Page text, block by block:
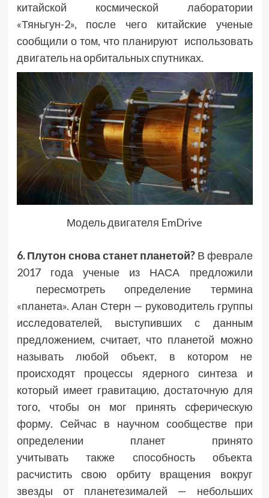
китайской космической лаборатории
«Тяньгун-2», после чего китайские ученые
сообщили о том, что планируют использовать
двигатель на орбитальных спутниках.
Модель двигателя EmDrive
6. Плутон снова станет планетой? В феврале
2017 года ученые из НАСА предложили
пересмотреть определение термина
«планета». Алан Стерн — руководитель группы
исследователей, выступивших с данным
предложением, считает, что планетой можно
называть любой объект, в котором не
происходят процессы ядерного синтеза и
который имеет гравитацию, достаточную для
того, чтобы он мог принять сферическую
форму. Сейчас в научном сообществе при
определении планет принято
учитывать также способность объекта
расчистить свою орбиту вращения вокруг
звезды от планетезималей — небольших